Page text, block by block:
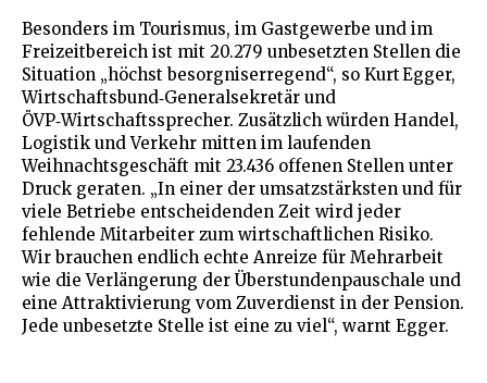
Besonders im Tourismus, im Gastgewerbe und im
Freizeitbereich ist mit 20.279 unbesetzten Stellen die
Situation „höchst besorgniserregend“, so Kurt Egger,
Wirtschaftsbund‑Generalsekretär und
ÖVP‑Wirtschaftssprecher. Zusätzlich würden Handel,
Logistik und Verkehr mitten im laufenden
Weihnachtsgeschäft mit 23.436 offenen Stellen unter
Druck geraten. „In einer der umsatzstärksten und für
viele Betriebe entscheidenden Zeit wird jeder
fehlende Mitarbeiter zum wirtschaftlichen Risiko.
Wir brauchen endlich echte Anreize für Mehrarbeit
wie die Verlängerung der Überstundenpauschale und
eine Attraktivierung vom Zuverdienst in der Pension.
Jede unbesetzte Stelle ist eine zu viel“, warnt Egger.